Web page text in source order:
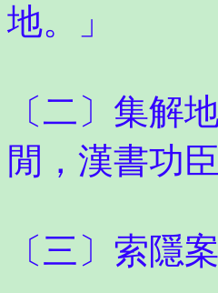
地。」
〔二〕集解
閒，漢書功
〔三〕索隱